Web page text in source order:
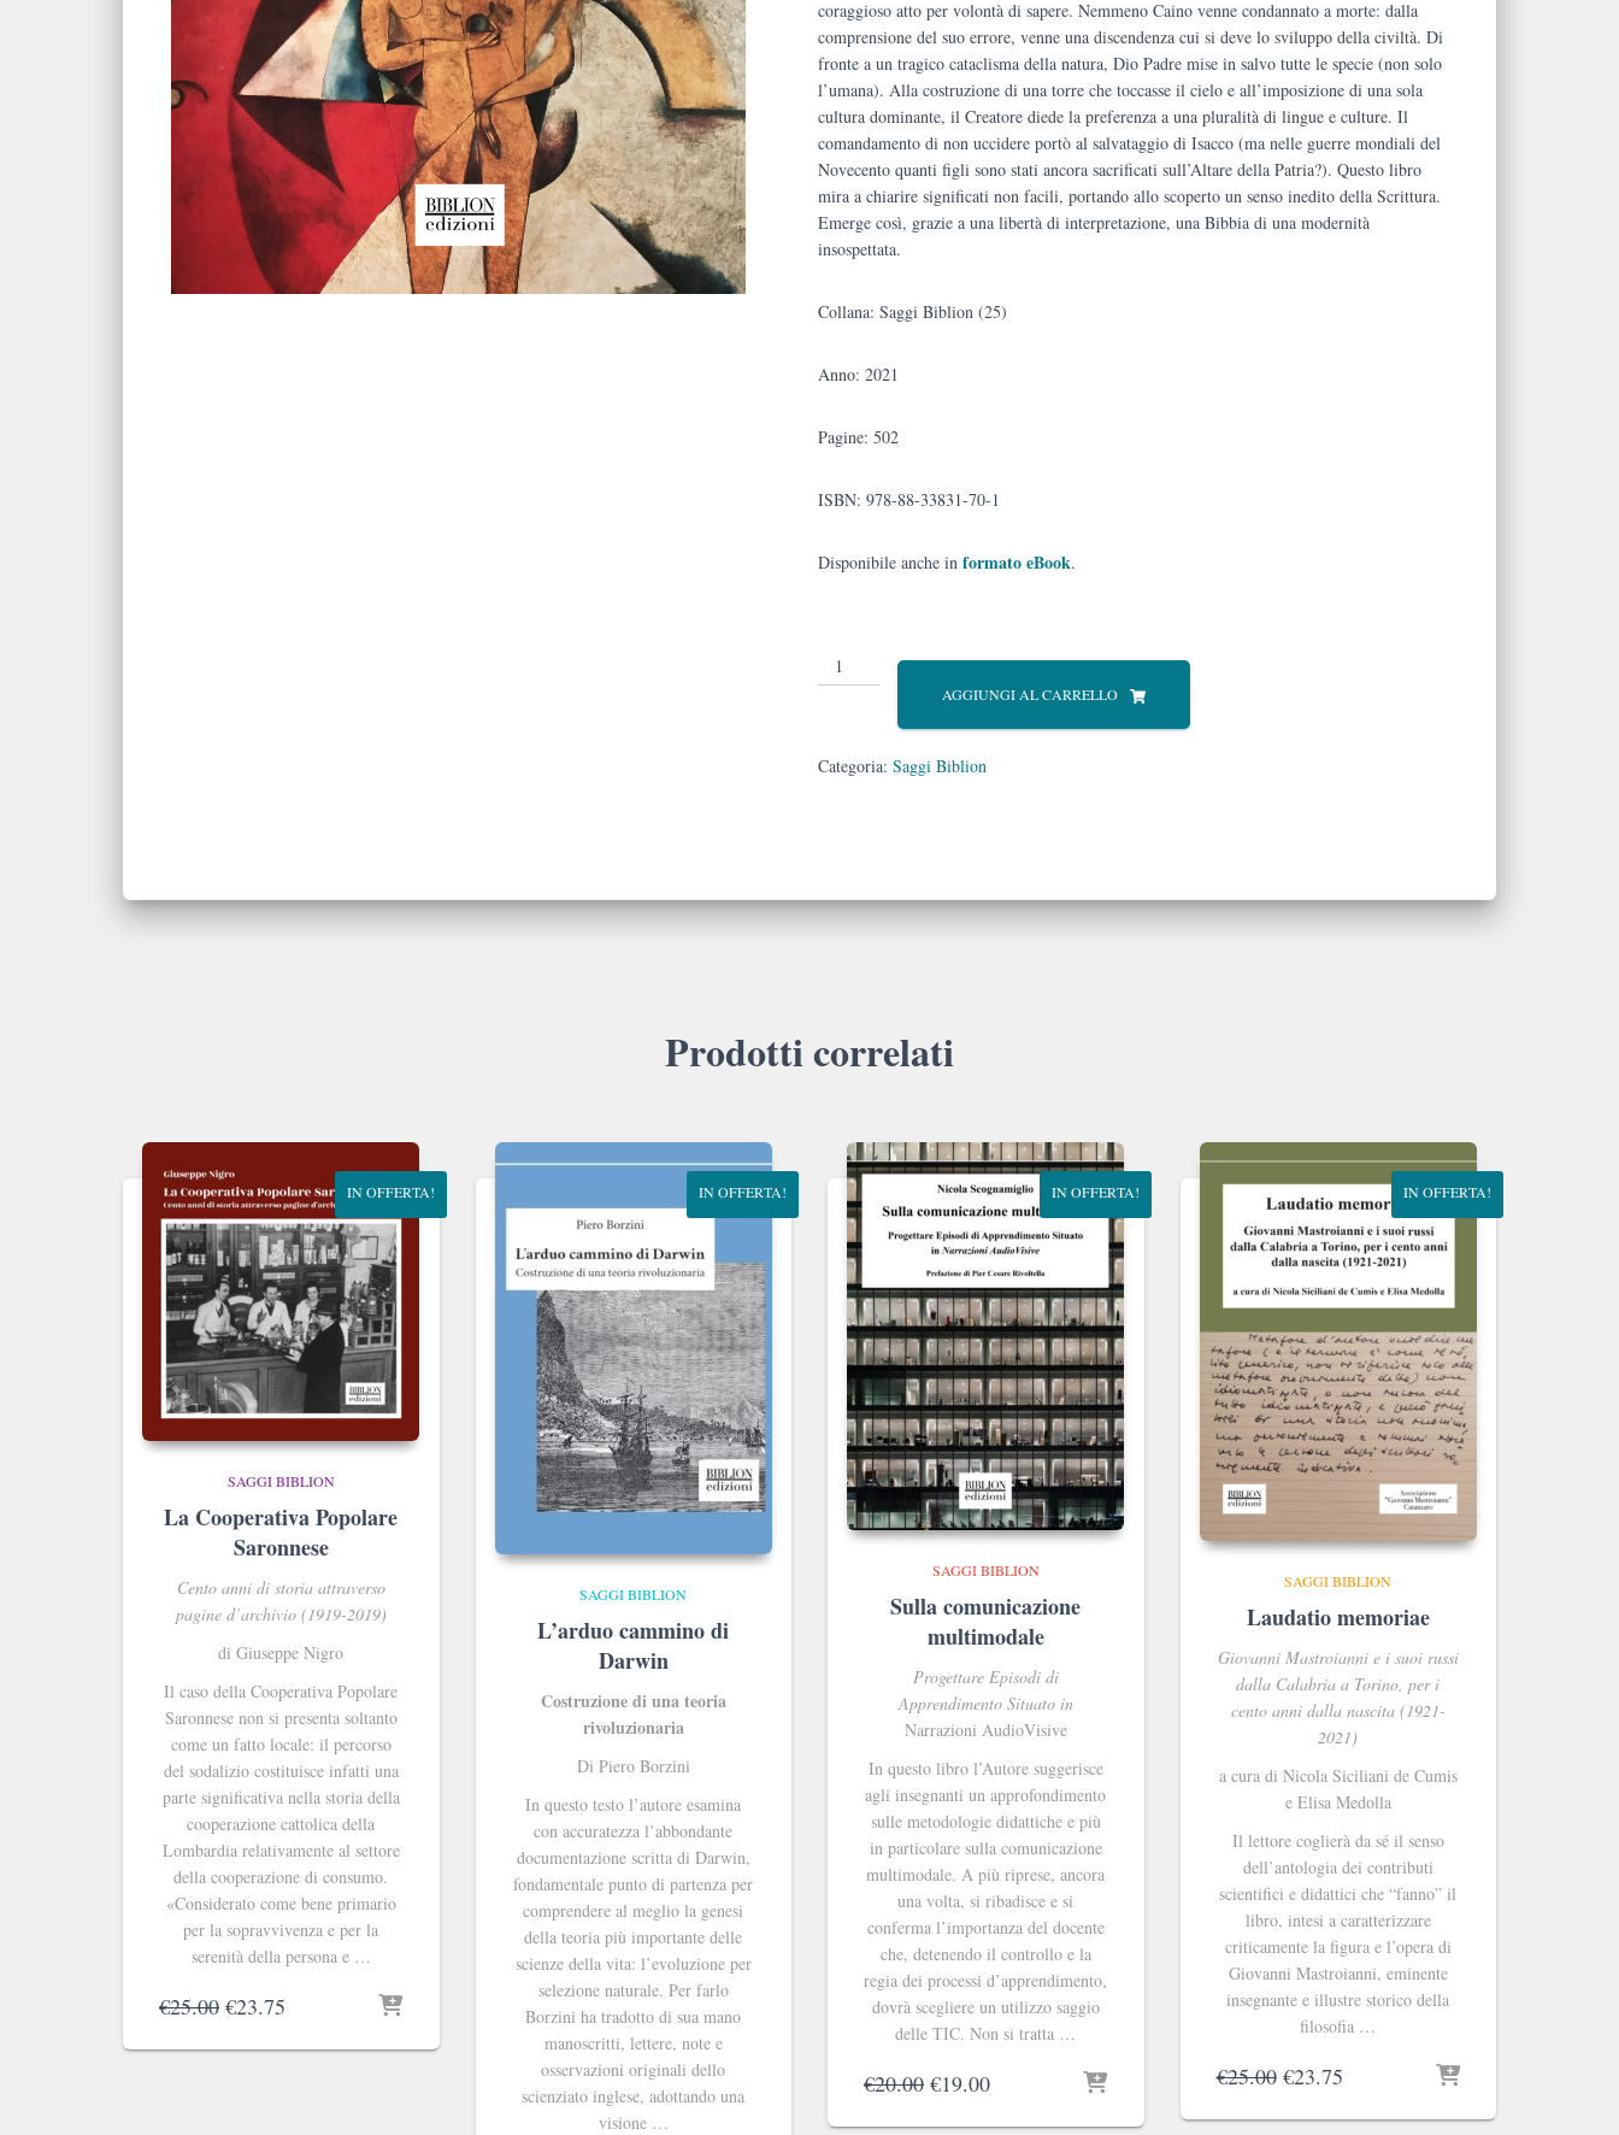
coraggioso atto per volontà di sapere. Nemmeno Caino venne condannato a morte: dalla
comprensione del suo errore, venne una discendenza cui si deve lo sviluppo della civiltà. Di
fronte a un tragico cataclisma della natura, Dio Padre mise in salvo tutte le specie (non solo
l’umana). Alla costruzione di una torre che toccasse il cielo e all’imposizione di una sola
cultura dominante, il Creatore diede la preferenza a una pluralità di lingue e culture. Il
comandamento di non uccidere portò al salvataggio di Isacco (ma nelle guerre mondiali del
Novecento quanti figli sono stati ancora sacrificati sull’Altare della Patria?). Questo libro
mira a chiarire significati non facili, portando allo scoperto un senso inedito della Scrittura.
Emerge così, grazie a una libertà di interpretazione, una Bibbia di una modernità
insospettata.
Collana: Saggi Biblion (25)
Anno: 2021
Pagine: 502
ISBN: 978-88-33831-70-1
Disponibile anche in formato eBook.
coraggio
e
per
AGGIUNGI AL CARRELLO
Categoria: Saggi Biblion
Prodotti correlati
IN OFFERTA!
SAGGI BIBLION
La Cooperativa Popolare
Saronnese
Cento anni di storia attraverso
pagine d’archivio (1919-2019)
di Giuseppe Nigro
Il caso della Cooperativa Popolare
Saronnese non si presenta soltanto
come un fatto locale: il percorso
del sodalizio costituisce infatti una
parte significativa nella storia della
cooperazione cattolica della
Lombardia relativamente al settore
della cooperazione di consumo.
«Considerato come bene primario
per la sopravvivenza e per la
serenità della persona e …
€25.00 Il
originale
€23.75
attuale
IN OFFERTA!
SAGGI BIBLION
L’arduo cammino di
Darwin
Costruzione di una teoria
rivoluzionaria
Di Piero Borzini
In questo testo l’autore esamina
con accuratezza l’abbondante
documentazione scritta di Darwin,
fondamentale punto di partenza per
comprendere al meglio la genesi
della teoria più importante delle
scienze della vita: l’evoluzione per
selezione naturale. Per farlo
Borzini ha tradotto di sua mano
manoscritti, lettere, note e
osservazioni originali dello
scienziato inglese, adottando una
visione …
IN OFFERTA!
SAGGI BIBLION
Sulla comunicazione
multimodale
Progettare Episodi di
Apprendimento Situato in
Narrazioni AudioVisive
In questo libro l’Autore suggerisce
agli insegnanti un approfondimento
sulle metodologie didattiche e più
in particolare sulla comunicazione
multimodale. A più riprese, ancora
una volta, si ribadisce e si
conferma l’importanza del docente
che, detenendo il controllo e la
regia dei processi d’apprendimento,
dovrà scegliere un utilizzo saggio
delle TIC. Non si tratta …
€20.00 Il
€19.00Il
IN OFFERTA!
SAGGI BIBLION
Laudatio memoriae
Giovanni Mastroianni e i suoi russi
dalla Calabria a Torino, per i
cento anni dalla nascita (1921-
2021)
a cura di Nicola Siciliani de Cumis
e Elisa Medolla
Il lettore coglierà da sé il senso
dell’antologia dei contributi
scientifici e didattici che “fanno” il
libro, intesi a caratterizzare
criticamente la figura e l’opera di
Giovanni Mastroianni, eminente
insegnante e illustre storico della
filosofia …
€25.00 Il
originale
€23.75Il
attuale